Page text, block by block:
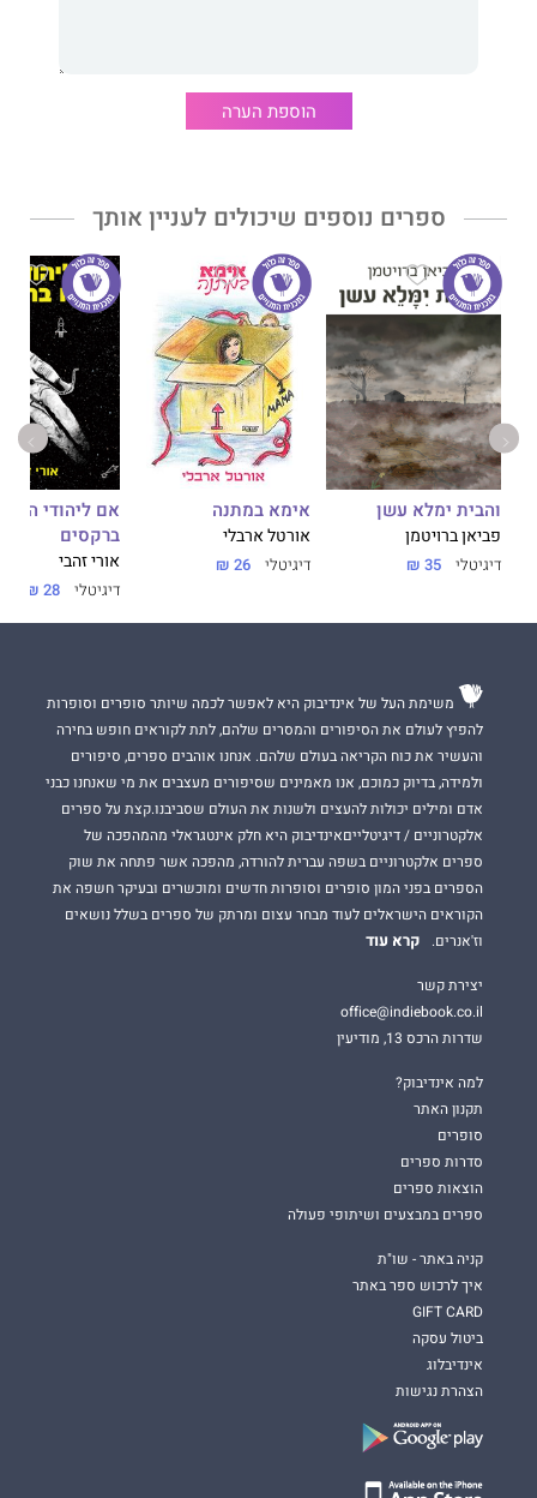
הוספת הערה
ספרים נוספים שיכולים לעניין אותך
והבית ימלא עשן
פביאן ברויטמן
דיגיטלי 35 ₪
אימא במתנה
אורטל ארבלי
דיגיטלי 26 ₪
אם ליהודי
ברקסים
אורי זהבי
דיגיטלי 28 ₪
משימת העל של אינדיבוק היא לאפשר לכמה שיותר סופרים וסופרות
להפיץ לעולם את הסיפורים והמסרים שלהם, לתת לקוראים חופש בחירה
והעשיר את כוח הקריאה בעולם שלהם. אנחנו אוהבים ספרים, סיפורים
ולמידה, בדיוק כמוכם, אנו מאמינים שסיפורים מעצבים את מי שאנחנו כבני
אדם ומילים יכולות להעצים ולשנות את העולם שסביבנו.קצת על ספרים
אלקטרוניים / דיגיטלייםאינדיבוק היא חלק אינטגראלי מהמהפכה של
ספרים אלקטרוניים בשפה עברית להורדה, מהפכה אשר פתחה את שוק
הספרים בפני המון סופרים וסופרות חדשים ומוכשרים ובעיקר חשפה את
הקוראים הישראלים לעוד מבחר עצום ומרתק של ספרים בשלל נושאים
וז'אנרים.
קרא עוד
יצירת קשר
office@indiebook.co.il
שדרות הרכס 13, מודיעין
למה אינדיבוק?
תקנון האתר
סופרים
סדרות ספרים
הוצאות ספרים
ספרים במבצעים ושיתופי פעולה
קניה באתר - שו"ת
איך לרכוש ספר באתר
GIFT CARD
ביטול עסקה
אינדיבלוג
הצהרת נגישות